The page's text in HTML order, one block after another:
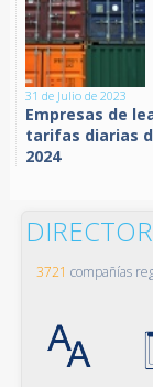
31 de Julio de 2023
Empresas de
tarifas diarias
2024
3721 compañías